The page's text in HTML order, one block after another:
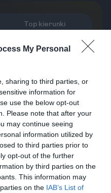
My Personal
sharing to third parties, or
information for
use the below opt-out
Please note that after your
may continue seeing
information utilized by
to third parties prior to
opt-out of the further
by third parties on the
This information may
on the IAB’s List of
Top kierunki
Nidaros do
Poznaj
stolicy Norwegii,
katedrą
niepowtarzalny klimat
nad rzeką Nidelva.
na
długi weekend w sercu
8 min
w Trondheim w
rodzinny urlop z
przewodnik po
hotelach i
w Trondheim, idealnych
wyjazd z całą rodziną.
•11 min
na urlop:
Norwegii – jak znaleźć
i tanie loty z Polski?
w Norwegii i
jak najłatwiej i